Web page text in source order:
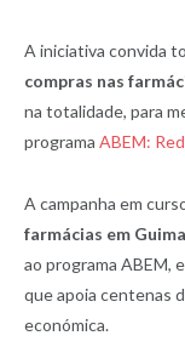
A iniciativa convida
compras nas
na totalidade, para
programa ABEM:
A campanha em
farmácias em
ao programa ABEM,
que apoia centenas
económica.